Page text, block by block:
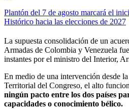
Plantón del 7 de agosto marcará el
Histórico hacia las elecciones de 2027
La supuesta consolidación de un
Armadas de Colombia y Venezuela
instantes por el ministro del Interior,
En medio de una intervención desde
Territorial del Congreso, el alto
ningún pacto entre los dos países
capacidades o conocimiento bélico.